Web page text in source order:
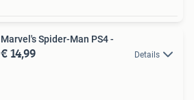
Marvel's Spider-Man PS4 -
€ 14,99 Details